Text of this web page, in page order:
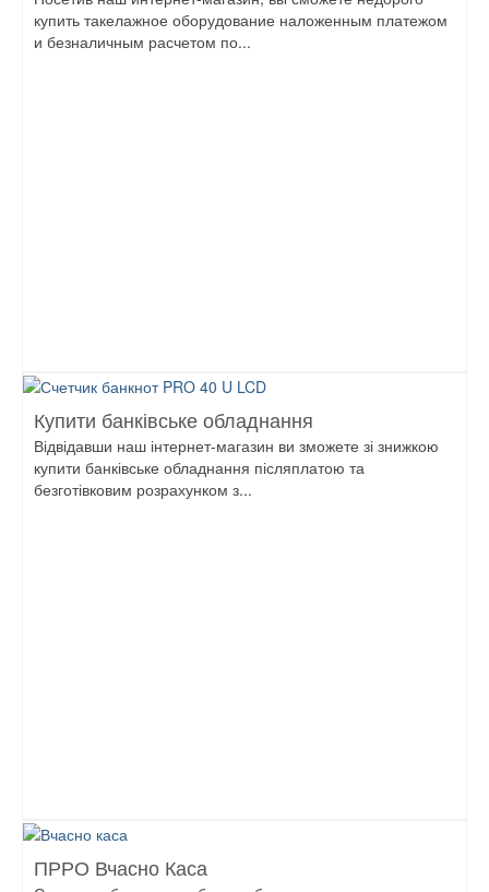
купить такелажное оборудование наложенным платежом
и безналичным расчетом по...
Купити банківське обладнання
Відвідавши наш інтернет-магазин ви зможете зі знижкою
купити банківське обладнання післяплатою та
безготівковим розрахунком з...
ПРРО Вчасно Каса